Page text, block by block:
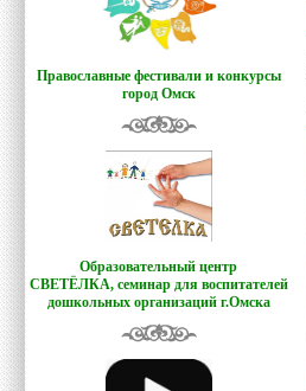
Православные фестивали и конкурсы
город Омск
Образовательный центр
СВЕТЁЛКА, семинар для воспитателей
дошкольных организаций г.Омска